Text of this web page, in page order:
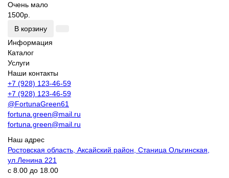
Очень мало
1500р.
В корзину
Информация
Каталог
Услуги
Наши контакты
+7 (928) 123-46-59
+7 (928) 123-46-59
@FortunaGreen61
fortuna.green@mail.ru
fortuna.green@mail.ru
Наш адрес
Ростовская область, Аксайский район, Станица Ольгинская,
ул.Ленина 221
с 8.00 до 18.00